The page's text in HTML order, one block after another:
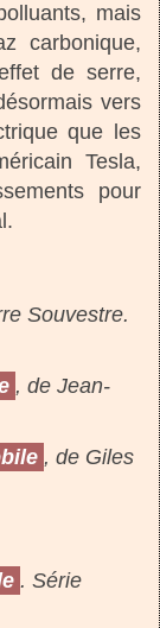
mais
carbonique,
de serre,
vers
que les
Tesla,
pour
Souvestre.
, de Jean-
, de Giles
. Série